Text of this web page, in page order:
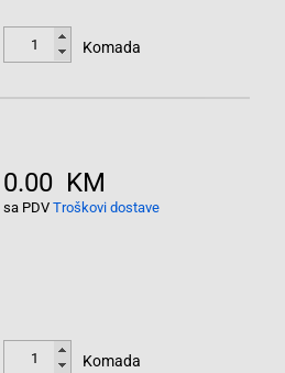
Komada
0.00 KM
sa PDV Troškovi dostave
Komada